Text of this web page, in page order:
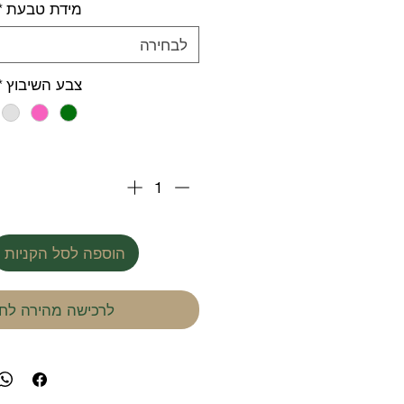
מידת טבעת
לבחירה
צבע השיבוץ
הוספה לסל הקניות
לרכישה מהירה